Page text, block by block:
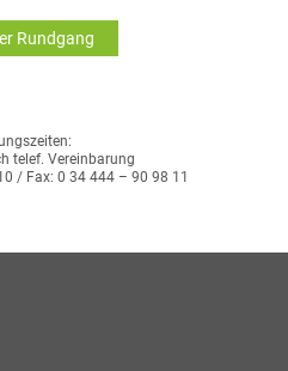
Rundgang
telef. Vereinbarung
/ Fax: 0 34 444 – 90 98 11